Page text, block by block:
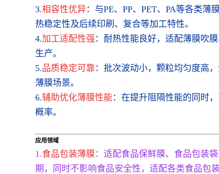
3.相容性优异 ：与PE、PP、PET、PA等各类
热稳定性及后续印刷、复合等加工特性。
4.加工适配性强 ：耐热性能良好，适配薄膜吹
生产。
5.品质稳定可靠：批次波动小，颗粒均匀度高
薄膜场景。
6.辅助优化薄膜性能：在提升阻隔性能的同时
概率。
应用领域
1.食品包装薄膜 ：适配食品保鲜膜、食品包装
期，同时不影响食品安全性，适配各类食品包